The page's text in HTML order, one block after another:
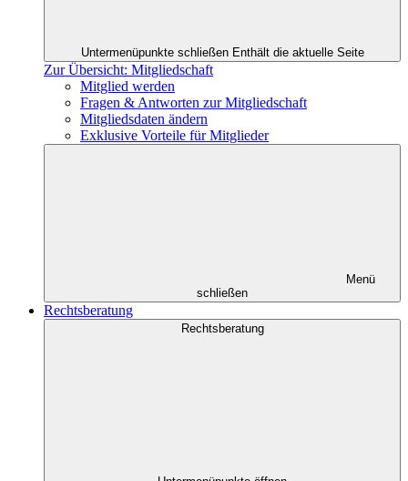
Untermenüpunkte schließen Enthält die aktuelle Seite
Zur Übersicht: Mitgliedschaft
Mitglied werden
Fragen & Antworten zur Mitgliedschaft
Mitgliedsdaten ändern
Exklusive Vorteile für Mitglieder
Menü
schließen
Rechtsberatung
Rechtsberatung